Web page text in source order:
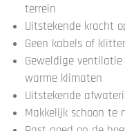
terrein
Uitstekende kracht
Geen kabels of
Geweldige
warme klimaten
Uitstekende
Makkelijk schoon te